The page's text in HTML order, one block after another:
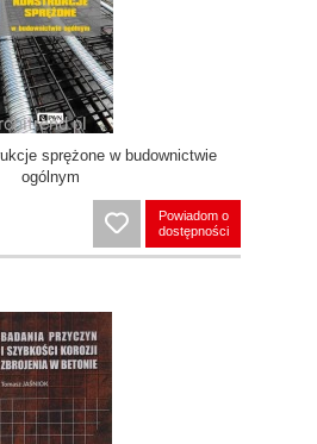
sprężone w budownictwie
ogólnym
Powiadom o
dostępności